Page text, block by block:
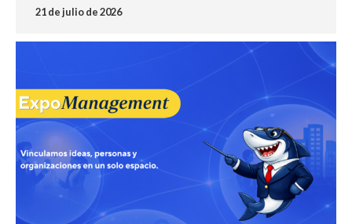
21 de julio de 2026